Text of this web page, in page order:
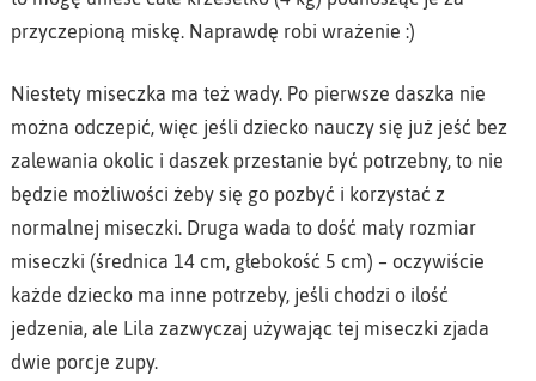
przyczepioną miskę. Naprawdę robi wrażenie :)
Niestety miseczka ma też wady. Po pierwsze daszka nie
można odczepić, więc jeśli dziecko nauczy się już jeść bez
zalewania okolic i daszek przestanie być potrzebny, to nie
będzie możliwości żeby się go pozbyć i korzystać z
normalnej miseczki. Druga wada to dość mały rozmiar
miseczki (średnica 14 cm, głebokość 5 cm) – oczywiście
każde dziecko ma inne potrzeby, jeśli chodzi o ilość
jedzenia, ale Lila zazwyczaj używając tej miseczki zjada
dwie porcje zupy.